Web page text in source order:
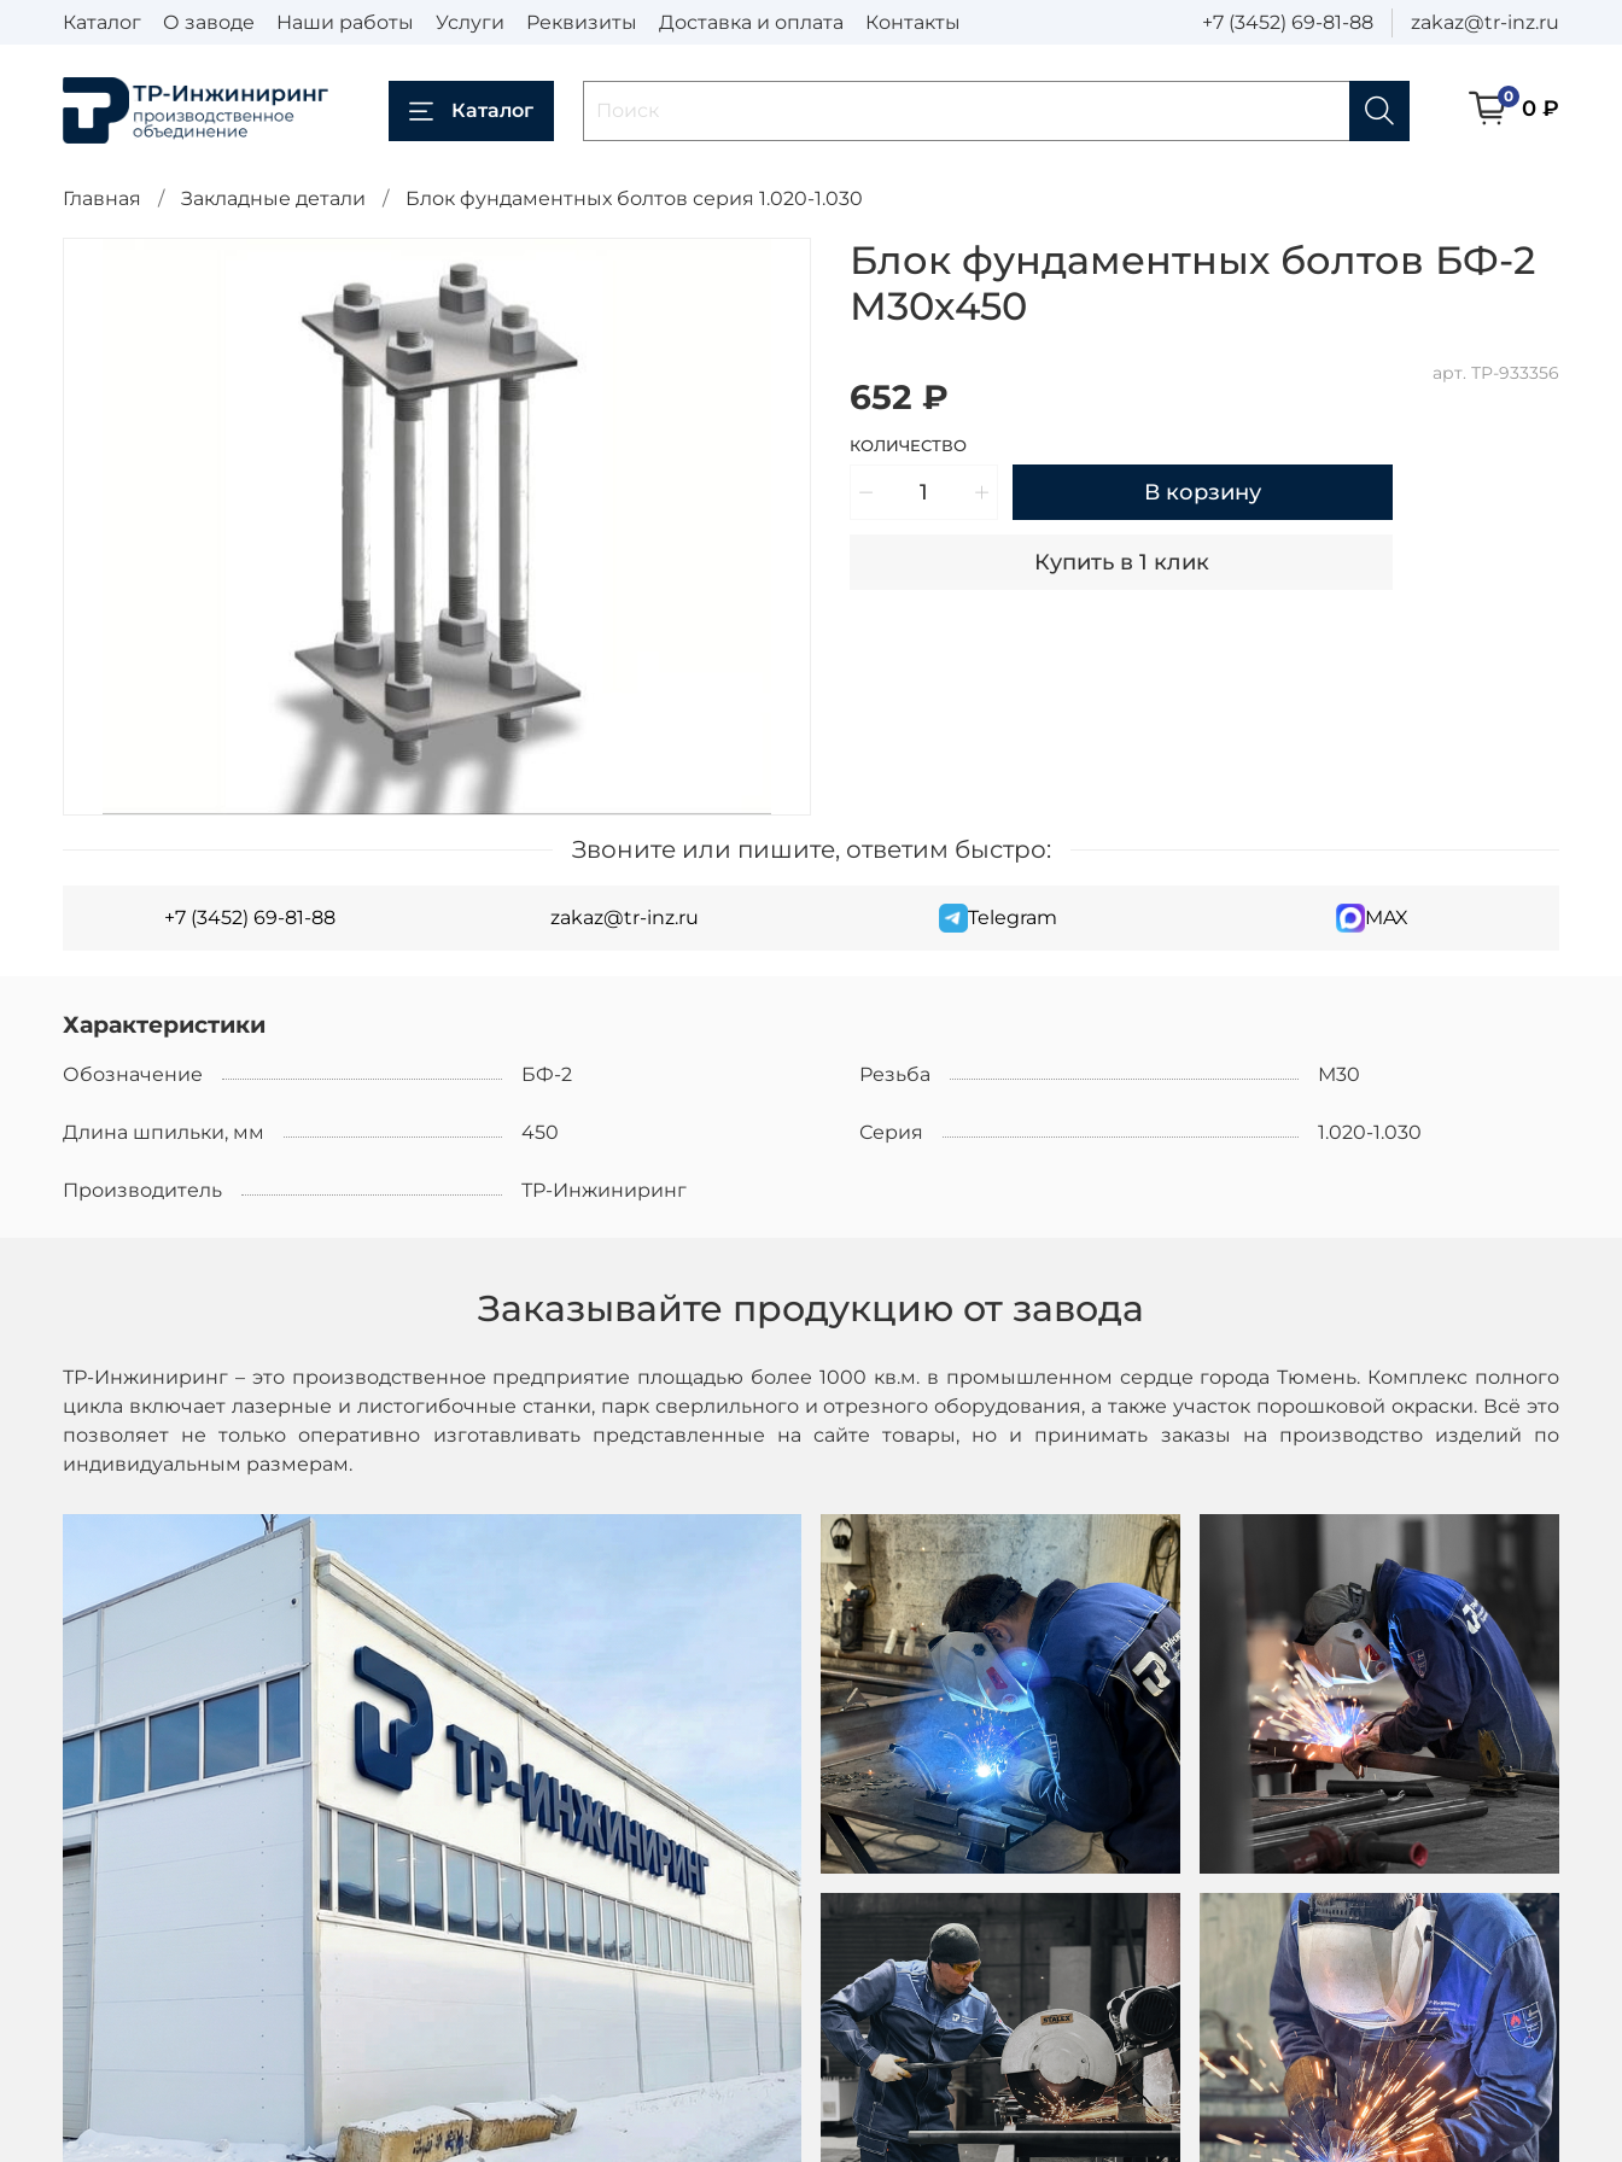
Каталог О заводе Наши работы Услуги Реквизиты Доставка и оплата Контакты +7 (3452) 69-81-88 zakaz@tr-inz.ru
Каталог
0 0 ₽
Главная Закладные детали Блок фундаментных болтов серия 1.020-1.030
арт. ТР-933356
Блок фундаментных болтов БФ-2
М30х450
652 ₽
КОЛИЧЕСТВО
В корзину
Купить в 1 клик
Звоните или пишите, ответим быстро:
+7 (3452) 69-81-88 zakaz@tr-inz.ru Telegram MAX
Характеристики
Обозначение БФ-2 Резьба М30
Длина шпильки, мм 450 Серия 1.020-1.030
Производитель ТР-Инжиниринг
Заказывайте продукцию от завода
ТР-Инжиниринг – это производственное предприятие площадью более 1000 кв.м. в промышленном сердце города Тюмень. Комплекс полного
цикла включает лазерные и листогибочные станки, парк сверлильного и отрезного оборудования, а также участок порошковой окраски. Всё это
позволяет не только оперативно изготавливать представленные на сайте товары, но и принимать заказы на производство изделий по
индивидуальным размерам.